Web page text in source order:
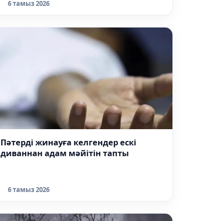
6 тамыз 2026
Пәтерді жинауға келгендер ескі
диваннан адам мәйітін тапты
6 тамыз 2026